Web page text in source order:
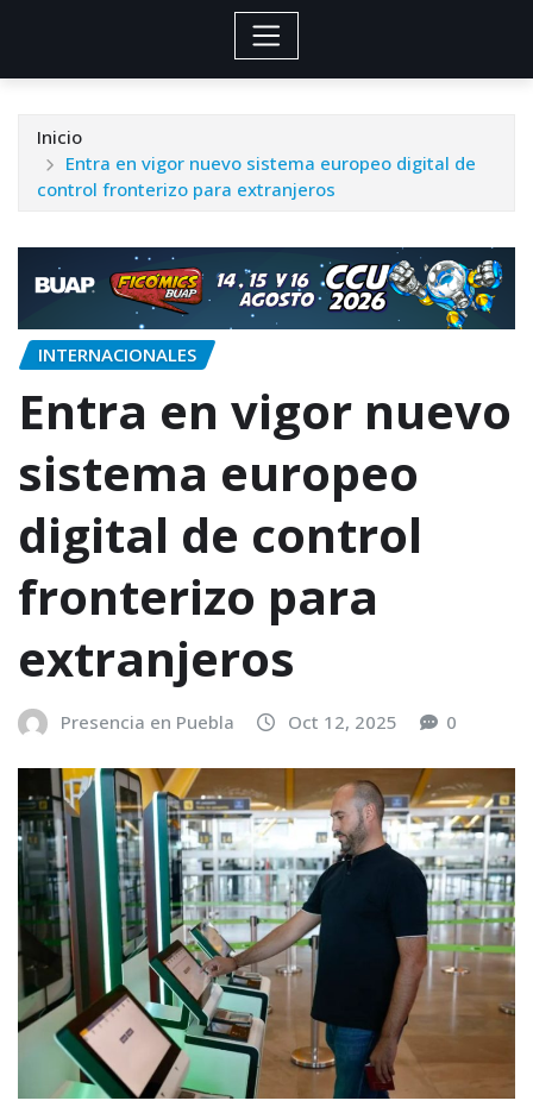
Inicio
Entra en vigor nuevo sistema europeo digital de
control fronterizo para extranjeros
INTERNACIONALES
Entra en vigor nuevo
sistema europeo
digital de control
fronterizo para
extranjeros
Presencia en Puebla Oct 12, 2025 0